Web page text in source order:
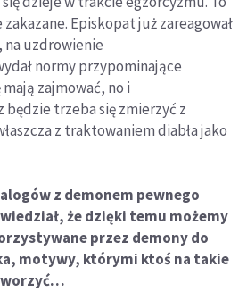
Episkopat już zareagował
uzdrowienie
normy przypominające
zajmować, no i
trzeba się zmierzyć z
z traktowaniem diabła jako
z demonem pewnego
że dzięki temu możemy
przez demony do
motywy, którymi ktoś na takie